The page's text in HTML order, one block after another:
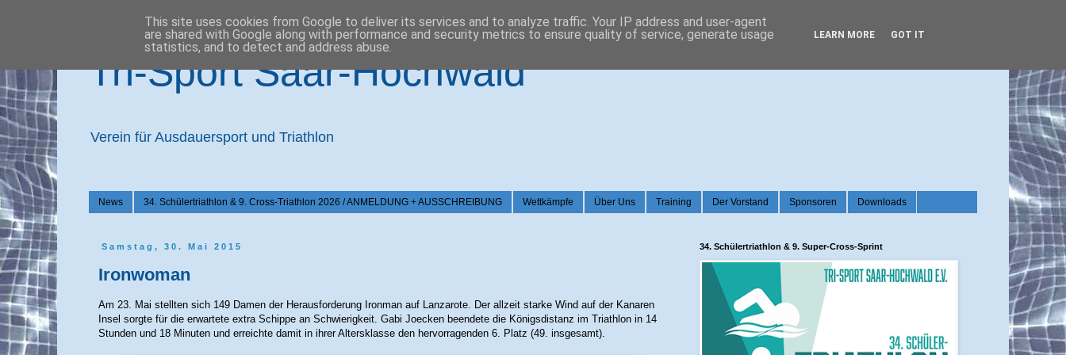
Tri-Sport Saar-Hochwald
Verein für Ausdauersport und Triathlon
News 34. Schülertriathlon & 9. Cross-Triathlon 2026 / ANMELDUNG + AUSSCHREIBUNG Wettkämpfe Über Uns Training Der Vorstand Sponsoren Downloads
Samstag, 30. Mai 2015
Ironwoman
Am 23. Mai stellten sich 149 Damen der Herausforderung Ironman auf Lanzarote. Der allzeit starke Wind auf der Kanaren
Insel sorgte für die erwartete extra Schippe an Schwierigkeit. Gabi Joecken beendete die Königsdistanz im Triathlon in 14
Stunden und 18 Minuten und erreichte damit in ihrer Altersklasse den hervorragenden 6. Platz (49. insgesamt).
34. Schülertriathlon & 9. Super-Cross-Sprint
This site uses cookies from Google to deliver its services and to analyze traffic. Your IP address and user-agent
are shared with Google along with performance and security metrics to ensure quality of service, generate usage
statistics, and to detect and address abuse.
LEARN MORE GOT IT